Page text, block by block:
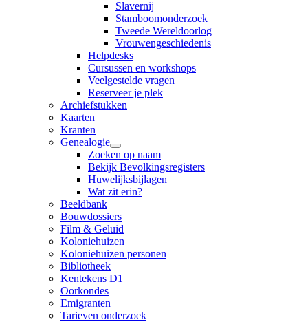
Slavernij
Stamboomonderzoek
Tweede Wereldoorlog
Vrouwengeschiedenis
Helpdesks
Cursussen en workshops
Veelgestelde vragen
Reserveer je plek
Archiefstukken
Kaarten
Kranten
Genealogie
Zoeken op naam
Bekijk Bevolkingsregisters
Huwelijksbijlagen
Wat zit erin?
Beeldbank
Bouwdossiers
Film & Geluid
Koloniehuizen
Koloniehuizen personen
Bibliotheek
Kentekens D1
Oorkondes
Emigranten
Tarieven onderzoek